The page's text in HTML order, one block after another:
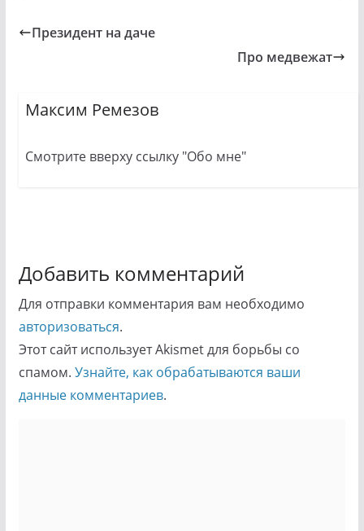
Президент на даче
Про медвежат
Максим Ремезов
Смотрите вверху ссылку "Обо мне"
Добавить комментарий
Для отправки комментария вам необходимо
авторизоваться.
Этот сайт использует Akismet для борьбы со
спамом. Узнайте, как обрабатываются ваши
данные комментариев.